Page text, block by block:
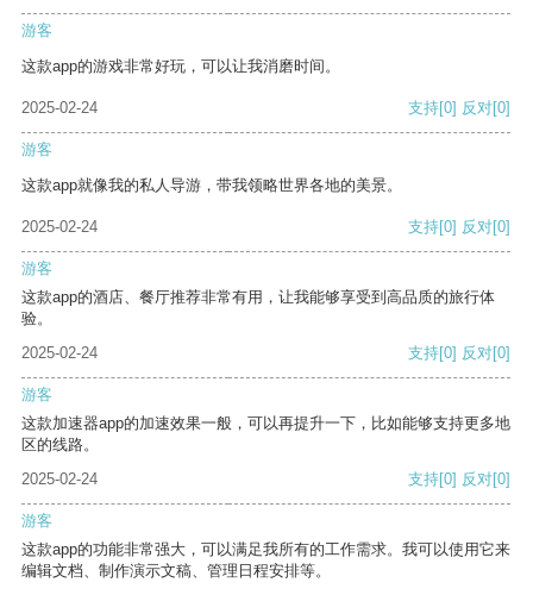
游客
这款app的游戏非常好玩，可以让我消磨时间。
2025-02-24 支持[0] 反对[0]
游客
这款app就像我的私人导游，带我领略世界各地的美景。
2025-02-24 支持[0] 反对[0]
游客
这款app的酒店、餐厅推荐非常有用，让我能够享受到高品质的旅行体
验。
2025-02-24
支持[0] 反对[0]
游客
这款加速器app的加速效果一般，可以再提升一下，比如能够支持更多地
区的线路。
2025-02-24
支持[0] 反对[0]
游客
这款app的功能非常强大，可以满足我所有的工作需求。我可以使用它来
编辑文档、制作演示文稿、管理日程安排等。